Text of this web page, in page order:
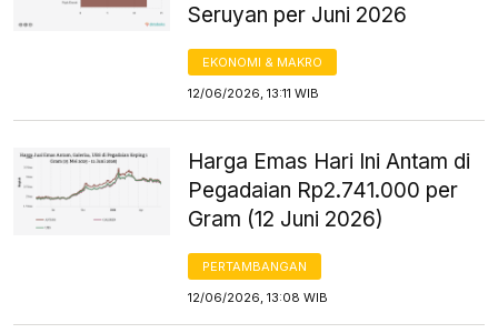
Seruyan per Juni 2026
EKONOMI & MAKRO
12/06/2026, 13:11 WIB
Harga Emas Hari Ini Antam di
Pegadaian Rp2.741.000 per
Gram (12 Juni 2026)
PERTAMBANGAN
12/06/2026, 13:08 WIB